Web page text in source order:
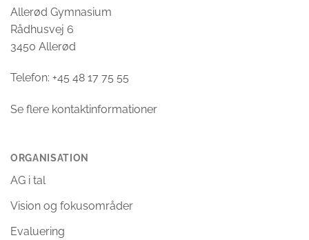
Allerød Gymnasium
Rådhusvej 6
3450 Allerød
Telefon: +45 48 17 75 55
Se flere kontaktinformationer
ORGANISATION
AG i tal
Vision og fokusområder
Evaluering